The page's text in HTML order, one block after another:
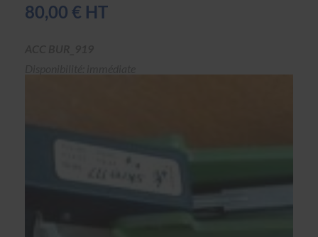
80,00 € HT